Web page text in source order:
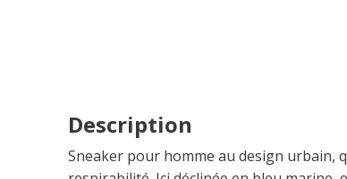
Description
Sneaker pour homme au design urbain,